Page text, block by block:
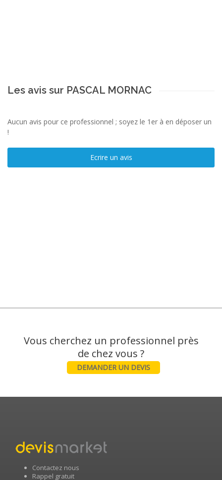
Les avis sur PASCAL MORNAC
Aucun avis pour ce professionnel ; soyez le 1er à en déposer un
!
Ecrire un avis
Vous cherchez un professionnel près
DEMANDER UN DEVIS
Contactez nous
Rappel gratuit